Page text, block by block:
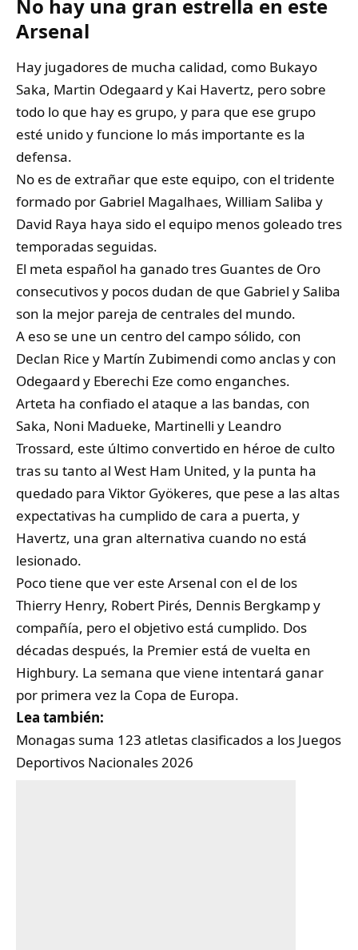
No hay una gran estrella en este
Arsenal
Hay jugadores de mucha calidad, como Bukayo
Saka, Martin Odegaard y Kai Havertz, pero sobre
todo lo que hay es grupo, y para que ese grupo
esté unido y funcione lo más importante es la
defensa.
No es de extrañar que este equipo, con el tridente
formado por Gabriel Magalhaes, William Saliba y
David Raya haya sido el equipo menos goleado tres
temporadas seguidas.
El meta español ha ganado tres Guantes de Oro
consecutivos y pocos dudan de que Gabriel y Saliba
son la mejor pareja de centrales del mundo.
A eso se une un centro del campo sólido, con
Declan Rice y Martín Zubimendi como anclas y con
Odegaard y Eberechi Eze como enganches.
Arteta ha confiado el ataque a las bandas, con
Saka, Noni Madueke, Martinelli y Leandro
Trossard, este último convertido en héroe de culto
tras su tanto al West Ham United, y la punta ha
quedado para Viktor Gyökeres, que pese a las altas
expectativas ha cumplido de cara a puerta, y
Havertz, una gran alternativa cuando no está
lesionado.
Poco tiene que ver este Arsenal con el de los
Thierry Henry, Robert Pirés, Dennis Bergkamp y
compañía, pero el objetivo está cumplido. Dos
décadas después, la Premier está de vuelta en
Highbury. La semana que viene intentará ganar
por primera vez la Copa de Europa.
Lea también:
Monagas suma 123 atletas clasificados a los Juegos
Deportivos Nacionales 2026